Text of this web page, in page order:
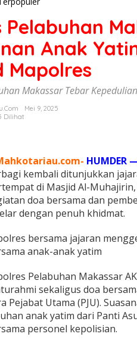
l
r
e
s
P
e
l
a
b
M
a
k
a
s
s
r
G
e
a
r
D
o
a
d
Pelabuhan
Anak
Mapolres
Makassar Tebar
Mei 9, 2025
Dilihat
HUMDER
kembali ditunjukkan
di Masjid Al-
doa bersama dan
dengan penuh khidmat.
bersama jajaran
anak-anak yatim
Pelabuhan Makassar
sekaligus doa
Pejabat Utama (PJU).
anak yatim dari Panti
personel kepolisian.